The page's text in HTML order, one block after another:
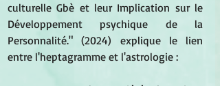
culturelle Gbè et leur Implication sur le
Développement psychique de la
Personnalité." (2024) explique le lien
entre l'heptagramme et l'astrologie :